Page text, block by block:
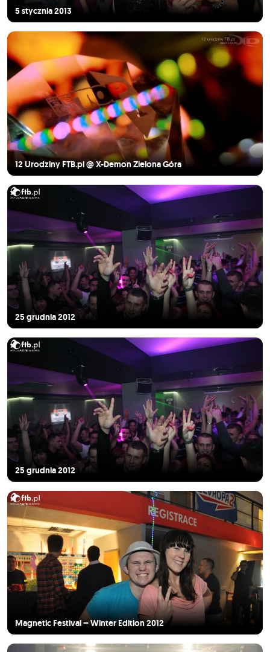
5 stycznia 2013
12 Urodziny FTB.pl @ X-Demon Zielona Góra
25 grudnia 2012
25 grudnia 2012
Magnetic Festival – Winter Edition 2012